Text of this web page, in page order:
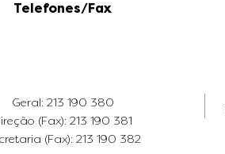
Telefones/Fax
Geral: 213 190 380
(Fax): 213 190 381
(Fax): 213 190 382